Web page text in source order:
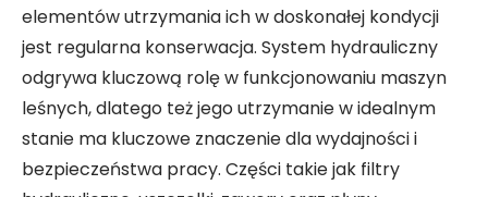
elementów utrzymania ich w doskonałej kondycji
jest regularna konserwacja. System hydrauliczny
odgrywa kluczową rolę w funkcjonowaniu maszyn
leśnych, dlatego też jego utrzymanie w idealnym
stanie ma kluczowe znaczenie dla wydajności i
bezpieczeństwa pracy. Części takie jak filtry